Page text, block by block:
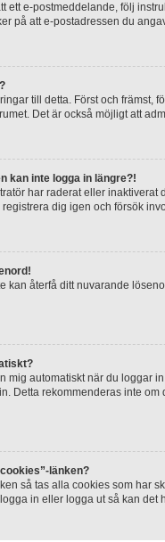
ett e-postmeddelande, följ
på att e-postadressen du
till detta. Först och främst,
Det är också möjligt att
kan inte logga in längre?!
har raderat eller
dig igen och försök
kan återfå ditt nuvarande
mig automatiskt när du loggar
Detta rekommenderas inte
länken?
så tas alla cookies som har
in eller logga ut så kan det